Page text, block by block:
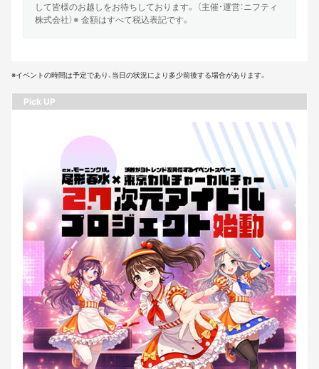
して皆様のお越しをお待ちしております。 （主催・運営：ニフティ
株式会社）※ 金額はすべて税込表記です。
※イベントの時間は予定であり、当日の状況により多少前後する場合があります。
Pick UP